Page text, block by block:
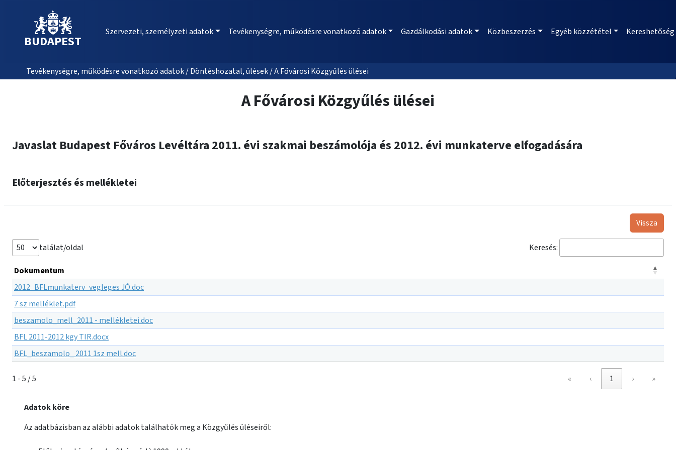
BUDAPEST
Szervezeti, személyzeti adatok Tevékenységre, működésre vonatkozó adatok Gazdálkodási adatok Közbeszerzés Egyéb közzététel Kereshetőség
Tevékenységre, működésre vonatkozó adatok / Döntéshozatal, ülések / A Fővárosi Közgyűlés ülései
A Fővárosi Közgyűlés ülései
Javaslat Budapest Főváros Levéltára 2011. évi szakmai beszámolója és 2012. évi munkaterve elfogadására
Előterjesztés és mellékletei
Vissza
találat/oldal Keresés:
Dokumentum
2012_BFLmunkaterv_vegleges JÓ.doc
7 sz melléklet.pdf
beszamolo_mell_2011 - mellékletei.doc
BFL 2011-2012 kgy TIR.docx
BFL_beszamolo_ 2011 1sz mell.doc
1 - 5 / 5 « ‹ 1 › »
Adatok köre
Az adatbázisban az alábbi adatok találhatók meg a Közgyűlés üléseiről: